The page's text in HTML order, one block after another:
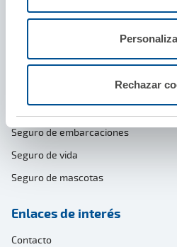
Rechazar
Seguro de hogar
Seguro de moto y ciclomotor
Seguro de decesos
Seguro de accidentes
Seguro de embarcaciones
Seguro de vida
Seguro de mascotas
Enlaces de interés
Contacto